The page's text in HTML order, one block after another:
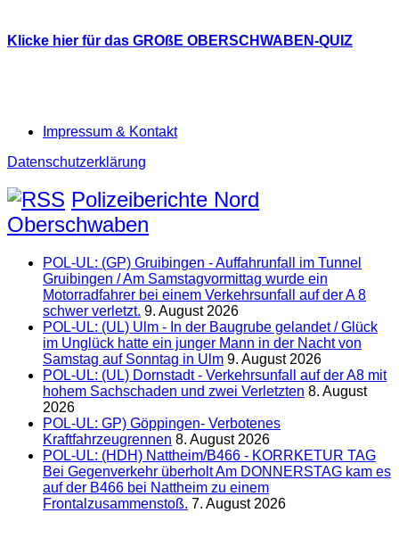
Klicke hier für das GROßE OBERSCHWABEN-QUIZ
Impressum & Kontakt
Datenschutzerklärung
Polizeiberichte Nord
Oberschwaben
POL-UL: (GP) Gruibingen - Auffahrunfall im Tunnel
Gruibingen / Am Samstagvormittag wurde ein
Motorradfahrer bei einem Verkehrsunfall auf der A 8
schwer verletzt. 9. August 2026
POL-UL: (UL) Ulm - In der Baugrube gelandet / Glück
im Unglück hatte ein junger Mann in der Nacht von
Samstag auf Sonntag in Ulm 9. August 2026
POL-UL: (UL) Dornstadt - Verkehrsunfall auf der A8 mit
hohem Sachschaden und zwei Verletzten 8. August
2026
POL-UL: GP) Göppingen- Verbotenes
Kraftfahrzeugrennen 8. August 2026
POL-UL: (HDH) Nattheim/B466 - KORRKETUR TAG
Bei Gegenverkehr überholt Am DONNERSTAG kam es
auf der B466 bei Nattheim zu einem
Frontalzusammenstoß. 7. August 2026